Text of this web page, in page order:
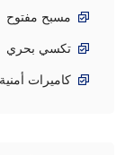
مسبح مفتوح
تكسي بحري
كاميرات أمنية